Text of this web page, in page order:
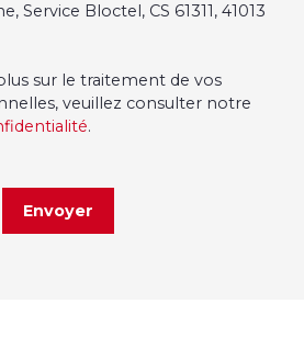
Service Bloctel, CS 61311, 41013
sur le traitement de vos
veuillez consulter notre
.
Envoyer